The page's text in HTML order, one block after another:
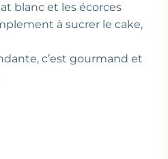
blanc et les écorces
à sucrer le cake,
c’est gourmand et